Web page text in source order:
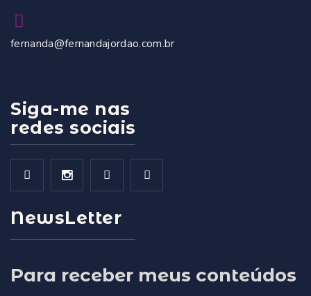
fernanda@fernandajordao.com.br
Siga-me nas
redes sociais
NewsLetter
Para receber meus conteúdos